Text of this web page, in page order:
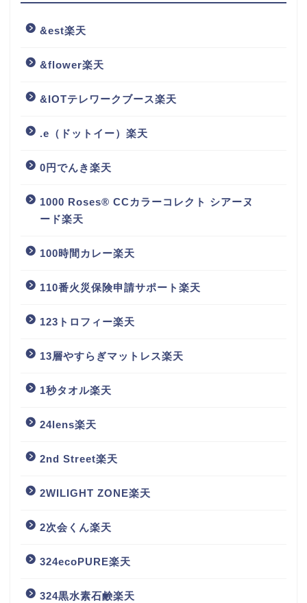
&est楽天
&flower楽天
&IOTテレワークブース楽天
.e（ドットイー）楽天
0円でんき楽天
1000 Roses® CCカラーコレクト シアーヌ
ード楽天
100時間カレー楽天
110番火災保険申請サポート楽天
123トロフィー楽天
13層やすらぎマットレス楽天
1秒タオル楽天
24lens楽天
2nd Street楽天
2WILIGHT ZONE楽天
2次会くん楽天
324ecoPURE楽天
324黒水素石鹸楽天